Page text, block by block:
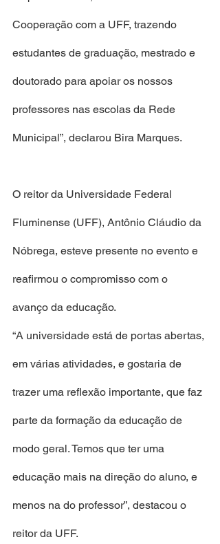
Cooperação com a UFF, trazendo
estudantes de graduação, mestrado e
doutorado para apoiar os nossos
professores nas escolas da Rede
Municipal”, declarou Bira Marques.
O reitor da Universidade Federal
Fluminense (UFF), Antônio Cláudio da
Nóbrega, esteve presente no evento e
reafirmou o compromisso com o
avanço da educação.
“A universidade está de portas abertas,
em várias atividades, e gostaria de
trazer uma reflexão importante, que faz
parte da formação da educação de
modo geral. Temos que ter uma
educação mais na direção do aluno, e
menos na do professor”, destacou o
reitor da UFF.